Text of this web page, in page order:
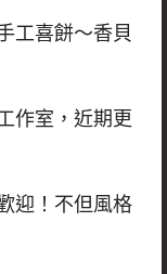
工喜餅～香貝
作室，近期更
迎！不但風格